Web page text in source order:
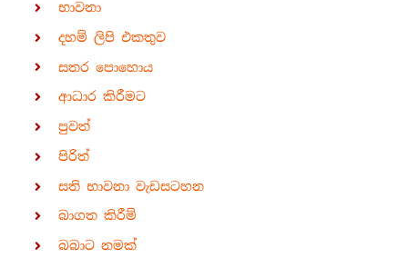
භාවනා
දහම් ලිපි එකතුව
සතර පොහොය
ආධාර කිරීමට
පුවත්
පිරිත්
සති භාවනා වැඩසටහන
බාගත කිරීම්
බබාට නමක්